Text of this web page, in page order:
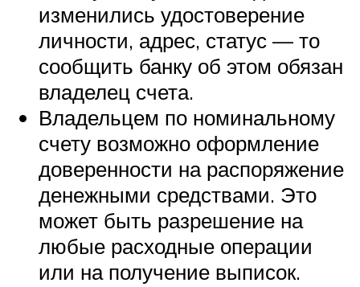
изменились удостоверение
личности, адрес, статус — то
сообщить банку об этом обязан
владелец счета.
Владельцем по номинальному
счету возможно оформление
доверенности на распоряжение
денежными средствами. Это
может быть разрешение на
любые расходные операции
или на получение выписок.